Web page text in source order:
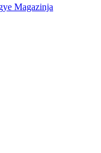
Magazinja